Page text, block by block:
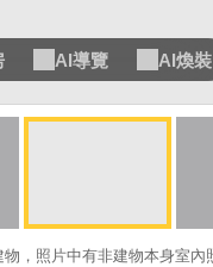
AI導覽 AI煥裝
，照片中有非建物本身室